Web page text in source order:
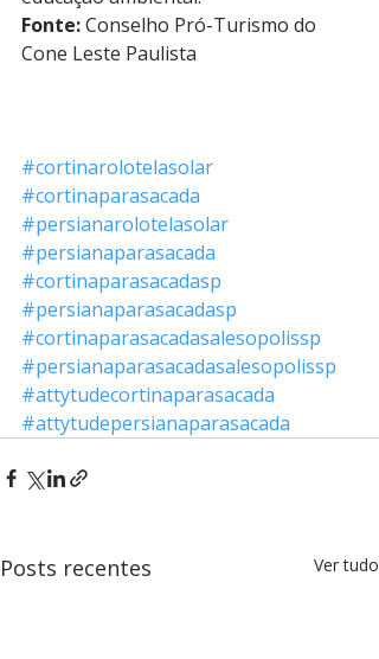
Fonte: Conselho Pró-Turismo do
Cone Leste Paulista
#cortinarolotelasolar
#cortinaparasacada
#persianarolotelasolar
#persianaparasacada
#cortinaparasacadasp
#persianaparasacadasp
#cortinaparasacadasalesopolissp
#persianaparasacadasalesopolissp
#attytudecortinaparasacada
#attytudepersianaparasacada
Posts recentes Ver tudo